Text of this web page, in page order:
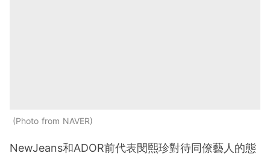
Photo from NAVER
NewJeans和ADOR前代表閔熙珍對待同僚藝人的態